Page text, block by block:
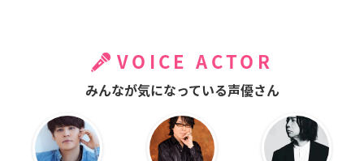
VOICE ACTOR
みんなが気になっている声優さん